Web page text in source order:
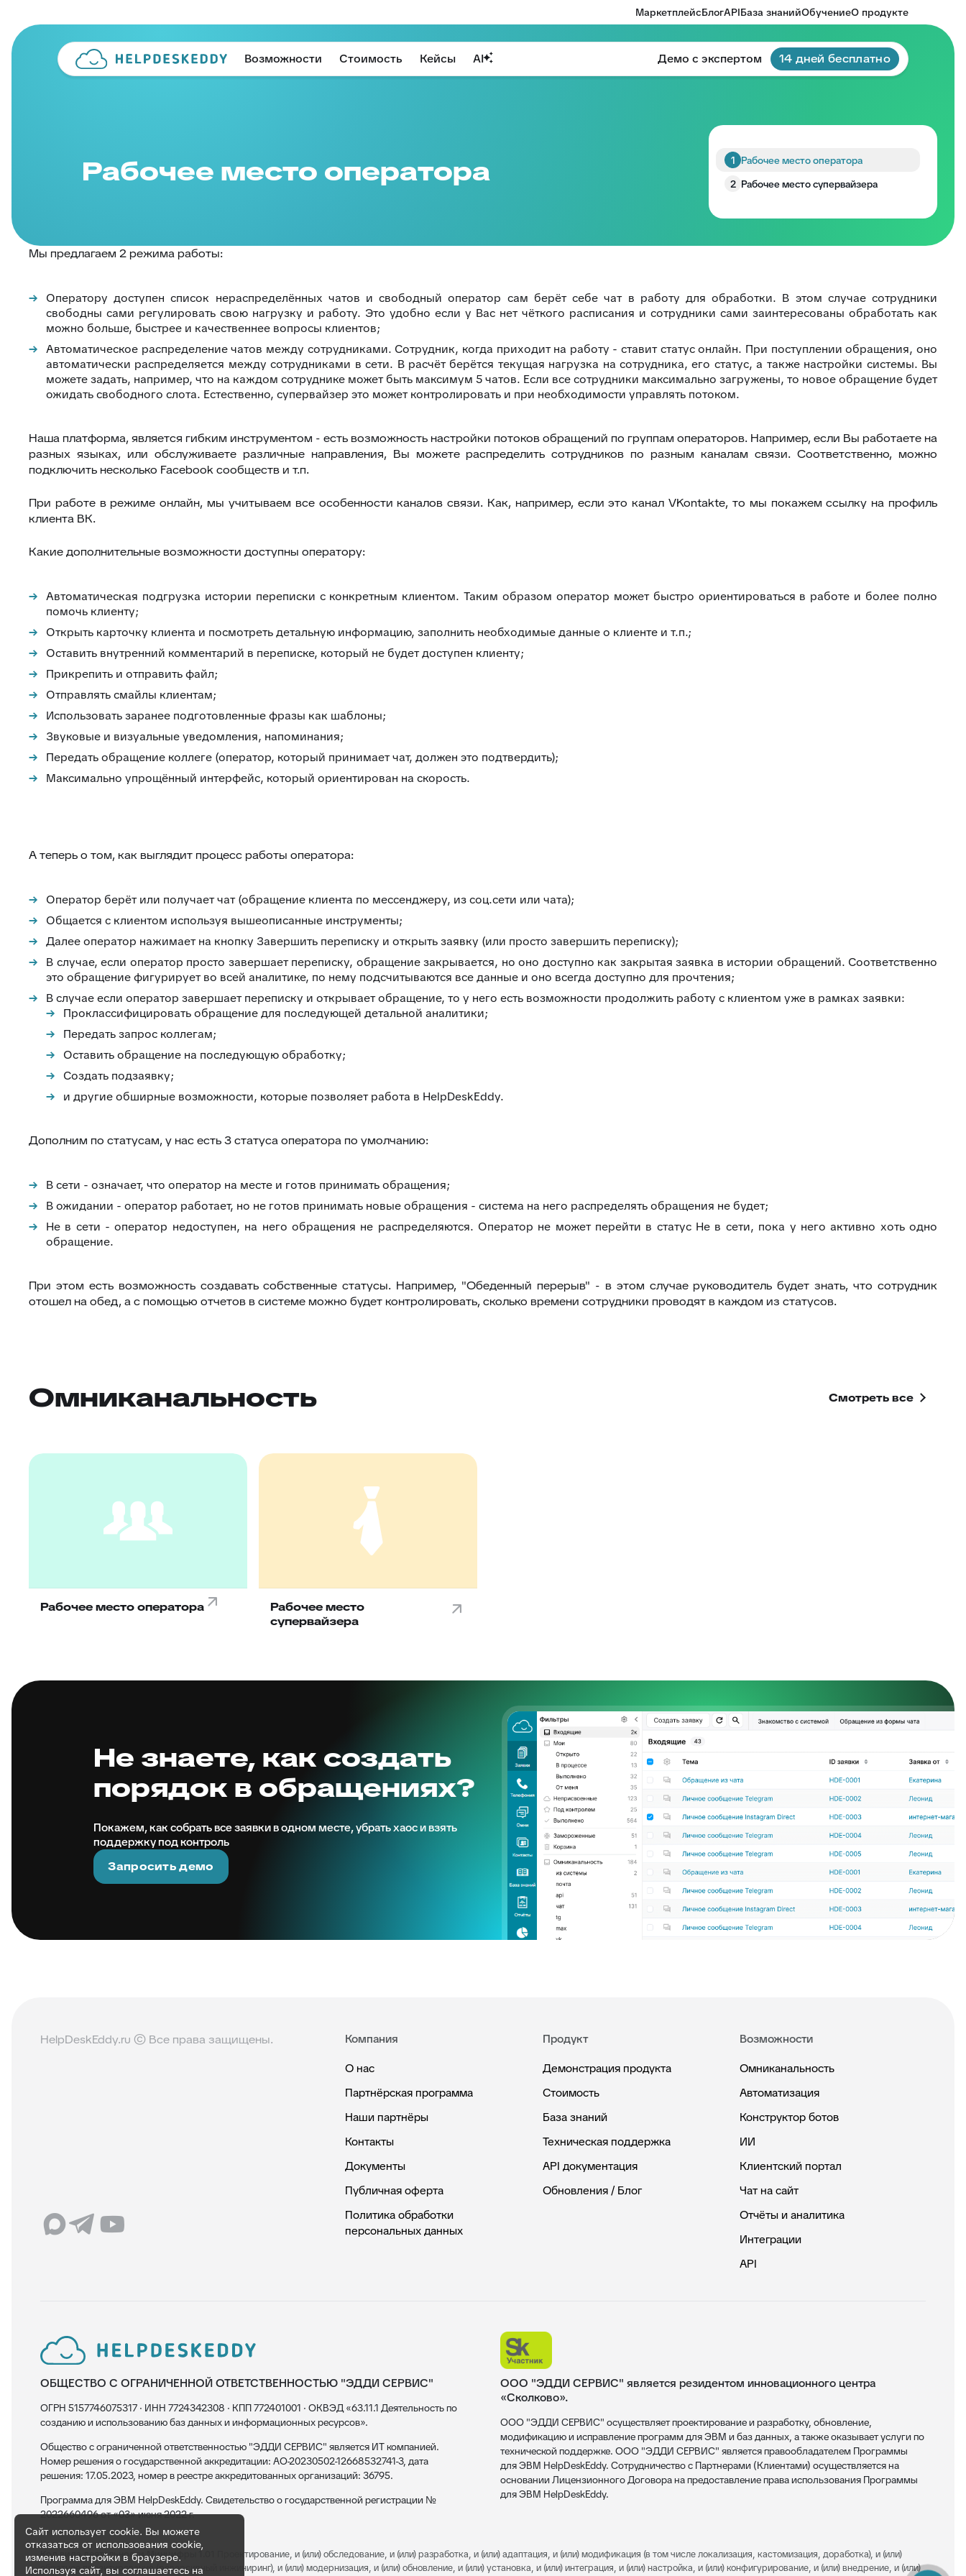
МаркетплейсБлогAPIБаза знанийОбучениеО продукте
Возможности Стоимость Кейсы AI Демо с экспертом 14 дней бесплатно
Рабочее место оператора 1 Рабочее место оператора
2 Рабочее место супервайзера
Мы предлагаем 2 режима работы:
Оператору доступен список нераспределённых чатов и свободный оператор сам берёт себе чат в работу для обработки. В этом случае сотрудники
свободны сами регулировать свою нагрузку и работу. Это удобно если у Вас нет чёткого расписания и сотрудники сами заинтересованы обработать как
можно больше, быстрее и качественнее вопросы клиентов;
Автоматическое распределение чатов между сотрудниками. Сотрудник, когда приходит на работу - ставит статус онлайн. При поступлении обращения, оно
автоматически распределяется между сотрудниками в сети. В расчёт берётся текущая нагрузка на сотрудника, его статус, а также настройки системы. Вы
можете задать, например, что на каждом сотруднике может быть максимум 5 чатов. Если все сотрудники максимально загружены, то новое обращение будет
ожидать свободного слота. Естественно, супервайзер это может контролировать и при необходимости управлять потоком.
Наша платформа, является гибким инструментом - есть возможность настройки потоков обращений по группам операторов. Например, если Вы работаете на
разных языках, или обслуживаете различные направления, Вы можете распределить сотрудников по разным каналам связи. Соответственно, можно
подключить несколько Facebook сообществ и т.п.
При работе в режиме онлайн, мы учитываем все особенности каналов связи. Как, например, если это канал VKontakte, то мы покажем ссылку на профиль
клиента ВК.
Какие дополнительные возможности доступны оператору:
Автоматическая подгрузка истории переписки с конкретным клиентом. Таким образом оператор может быстро ориентироваться в работе и более полно
помочь клиенту;
Открыть карточку клиента и посмотреть детальную информацию, заполнить необходимые данные о клиенте и т.п.;
Оставить внутренний комментарий в переписке, который не будет доступен клиенту;
Прикрепить и отправить файл;
Отправлять смайлы клиентам;
Использовать заранее подготовленные фразы как шаблоны;
Звуковые и визуальные уведомления, напоминания;
Передать обращение коллеге (оператор, который принимает чат, должен это подтвердить);
Максимально упрощённый интерфейс, который ориентирован на скорость.
А теперь о том, как выглядит процесс работы оператора:
Оператор берёт или получает чат (обращение клиента по мессенджеру, из соц.сети или чата);
Общается с клиентом используя вышеописанные инструменты;
Далее оператор нажимает на кнопку Завершить переписку и открыть заявку (или просто завершить переписку);
В случае, если оператор просто завершает переписку, обращение закрывается, но оно доступно как закрытая заявка в истории обращений. Соответственно
это обращение фигурирует во всей аналитике, по нему подсчитываются все данные и оно всегда доступно для прочтения;
В случае если оператор завершает переписку и открывает обращение, то у него есть возможности продолжить работу с клиентом уже в рамках заявки:
Проклассифицировать обращение для последующей детальной аналитики;
Передать запрос коллегам;
Оставить обращение на последующую обработку;
Создать подзаявку;
и другие обширные возможности, которые позволяет работа в HelpDeskEddy.
Дополним по статусам, у нас есть 3 статуса оператора по умолчанию:
В сети - означает, что оператор на месте и готов принимать обращения;
В ожидании - оператор работает, но не готов принимать новые обращения - система на него распределять обращения не будет;
Не в сети - оператор недоступен, на него обращения не распределяются. Оператор не может перейти в статус Не в сети, пока у него активно хоть одно
обращение.
При этом есть возможность создавать собственные статусы. Например, "Обеденный перерыв" - в этом случае руководитель будет знать, что сотрудник
отошел на обед, а с помощью отчетов в системе можно будет контролировать, сколько времени сотрудники проводят в каждом из статусов.
Омниканальность Смотреть все
Рабочее место оператора
Рабочее место
супервайзера
Не знаете, как создать
порядок в обращениях?
Покажем, как собрать все заявки в одном месте, убрать хаос и взять
поддержку под контроль
Запросить демо
HelpDeskEddy.ru © Все права защищены.
Компания
О нас
Партнёрская программа
Наши партнёры
Контакты
Документы
Публичная оферта
Политика обработки
персональных данных
Продукт
Демонстрация продукта
Стоимость
База знаний
Техническая поддержка
API документация
Обновления / Блог
Возможности
Омниканальность
Автоматизация
Конструктор ботов
ИИ
Клиентский портал
Чат на сайт
Отчёты и аналитика
Интеграции
API
ОБЩЕСТВО С ОГРАНИЧЕННОЙ ОТВЕТСТВЕННОСТЬЮ "ЭДДИ СЕРВИС"
ОГРН 5157746075317 · ИНН 7724342308 · КПП 772401001 · ОКВЭД «63.11.1 Деятельность по
созданию и использованию баз данных и информационных ресурсов».
Общество с ограниченной ответственностью "ЭДДИ СЕРВИС" является ИТ компанией.
Номер решения о государственной аккредитации: АО-20230502-12668532741-3, дата
решения: 17.05.2023, номер в реестре аккредитованных организаций: 36795.
Программа для ЭВМ HelpDeskEddy. Свидетельство о государственной регистрации №
2022660496 от «03» июня 2022 г.
ООО "ЭДДИ СЕРВИС" является резидентом инновационного центра
«Сколково».
ООО "ЭДДИ СЕРВИС" осуществляет проектирование и разработку, обновление,
модификацию и исправление программ для ЭВМ и баз данных, а также оказывает услуги по
технической поддержке. ООО "ЭДДИ СЕРВИС" является правообладателем Программы
для ЭВМ HelpDeskEddy. Сотрудничество с Партнерами (Клиентами) осуществляется на
основании Лицензионного Договора на предоставление права использования Программы
для ЭВМ HelpDeskEddy.
Код вида деятельности Минцифры 1.01
Проектирование, и (или) обследование, и (или) разработка, и (или) адаптация, и (или) модификация (в том числе локализация, кастомизация, доработка), и (или)
обратное проектирование (реверсивный инжиниринг), и (или) модернизация, и (или) обновление, и (или) установка, и (или) интеграция, и (или) настройка, и (или) конфигурирование, и (или) внедрение, и (или)
Сайт использует cookie. Вы можете
отказаться от использования cookie,
изменив настройки в браузере.
Используя сайт, вы соглашаетесь на